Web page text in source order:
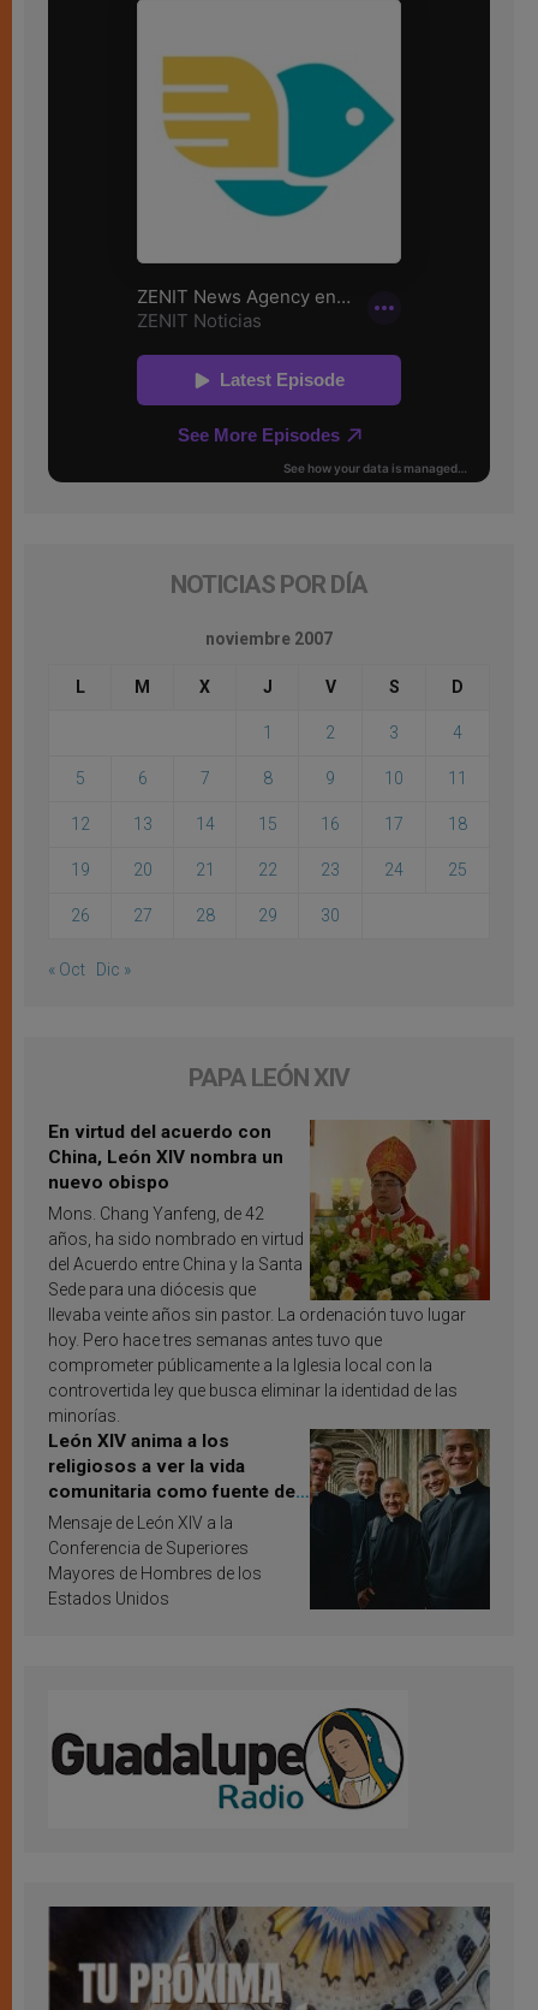
NOTICIAS POR DÍA
noviembre 2007
L M X J V S D
1 2 3 4
5 6 7 8 9 10 11
12 13 14 15 16 17 18
19 20 21 22 23 24 25
26 27 28 29 30
« Oct Dic »
PAPA LEÓN XIV
En virtud del acuerdo con
China, León XIV nombra un
nuevo obispo
Mons. Chang Yanfeng, de 42
años, ha sido nombrado en virtud
del Acuerdo entre China y la Santa
Sede para una diócesis que
llevaba veinte años sin pastor. La ordenación tuvo lugar
hoy. Pero hace tres semanas antes tuvo que
comprometer públicamente a la Iglesia local con la
controvertida ley que busca eliminar la identidad de las
minorías.
León XIV anima a los
religiosos a ver la vida
comunitaria como fuente de
inspiración y santificación
Mensaje de León XIV a la
Conferencia de Superiores
Mayores de Hombres de los
Estados Unidos